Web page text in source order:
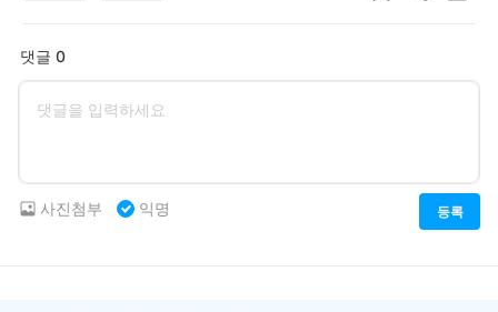
댓글 0
등록
사진첨부 익명